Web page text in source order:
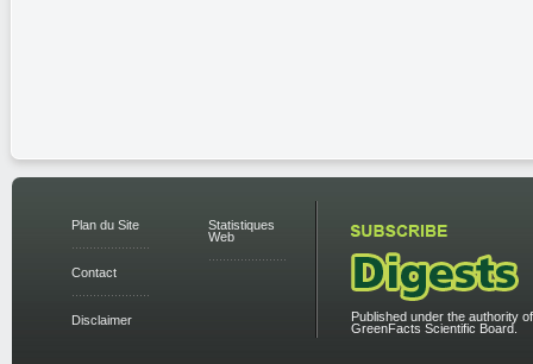
Plan du Site
Contact
Disclaimer
Statistiques
Web
Published under the authority
GreenFacts Scientific Board.